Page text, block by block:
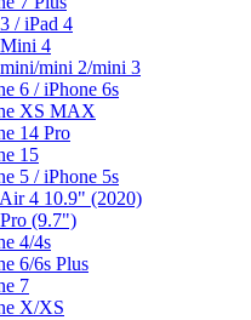
/ iPad 4
Mini 4
mini 2/mini 3
6 / iPhone 6s
XS MAX
14 Pro
15
5 / iPhone 5s
4 10.9" (2020)
(9.7")
4/4s
6/6s Plus
7
X/XS